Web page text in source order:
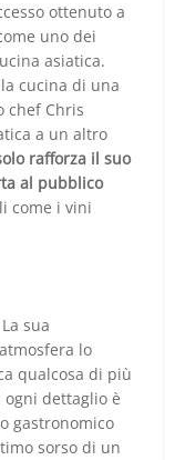
ottenuto a
uno dei
asiatica.
cucina di una
chef Chris
a un altro
rafforza il suo
al pubblico
come i vini
sua
lo
qualcosa di più
dettaglio è
gastronomico
sorso di un